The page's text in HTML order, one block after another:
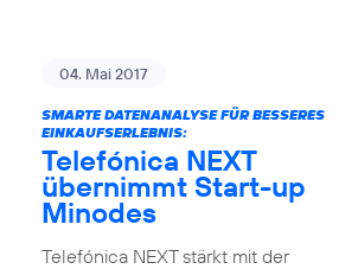
04. Mai 2017
SMARTE DATENANALYSE FÜR BESSERES
EINKAUFSERLEBNIS:
Telefónica NEXT
übernimmt Start-up
Minodes
Telefónica NEXT stärkt mit der